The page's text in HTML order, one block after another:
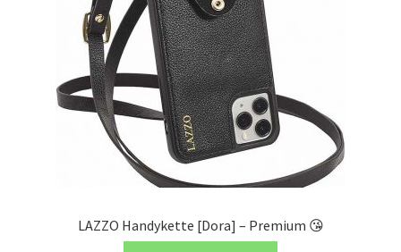
LAZZO Handykette [Dora] – Premium 😘